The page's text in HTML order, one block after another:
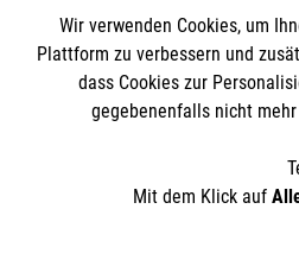
Informationen
Impressum
Datenschutz
Wir verwenden Cookies, um
Plattform zu verbessern und
dass Cookies zur
gegebenenfalls nicht
Mit dem Klick auf